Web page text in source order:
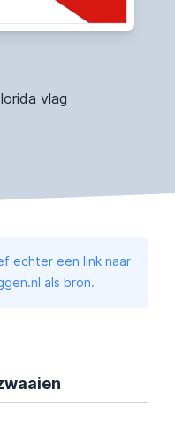
vlag
echter een link naar
als bron.